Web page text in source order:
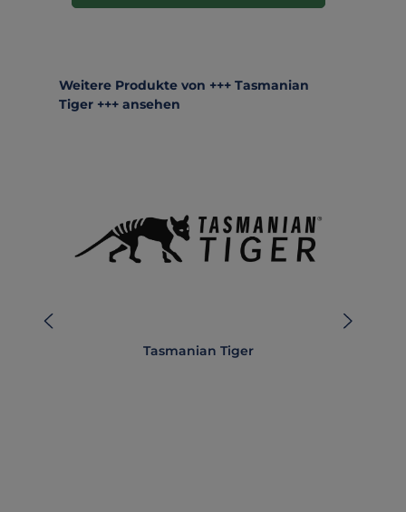
Produktgalerie überspringen
Weitere Produkte von +++ Tasmanian
Tiger +++ ansehen
Tasmanian Tiger